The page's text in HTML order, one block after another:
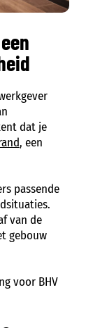
dat je
, een
passende
van de
gebouw
voor BHV